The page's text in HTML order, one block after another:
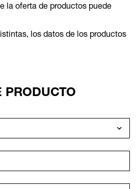
la oferta de productos puede
los datos de los productos
PRODUCTO